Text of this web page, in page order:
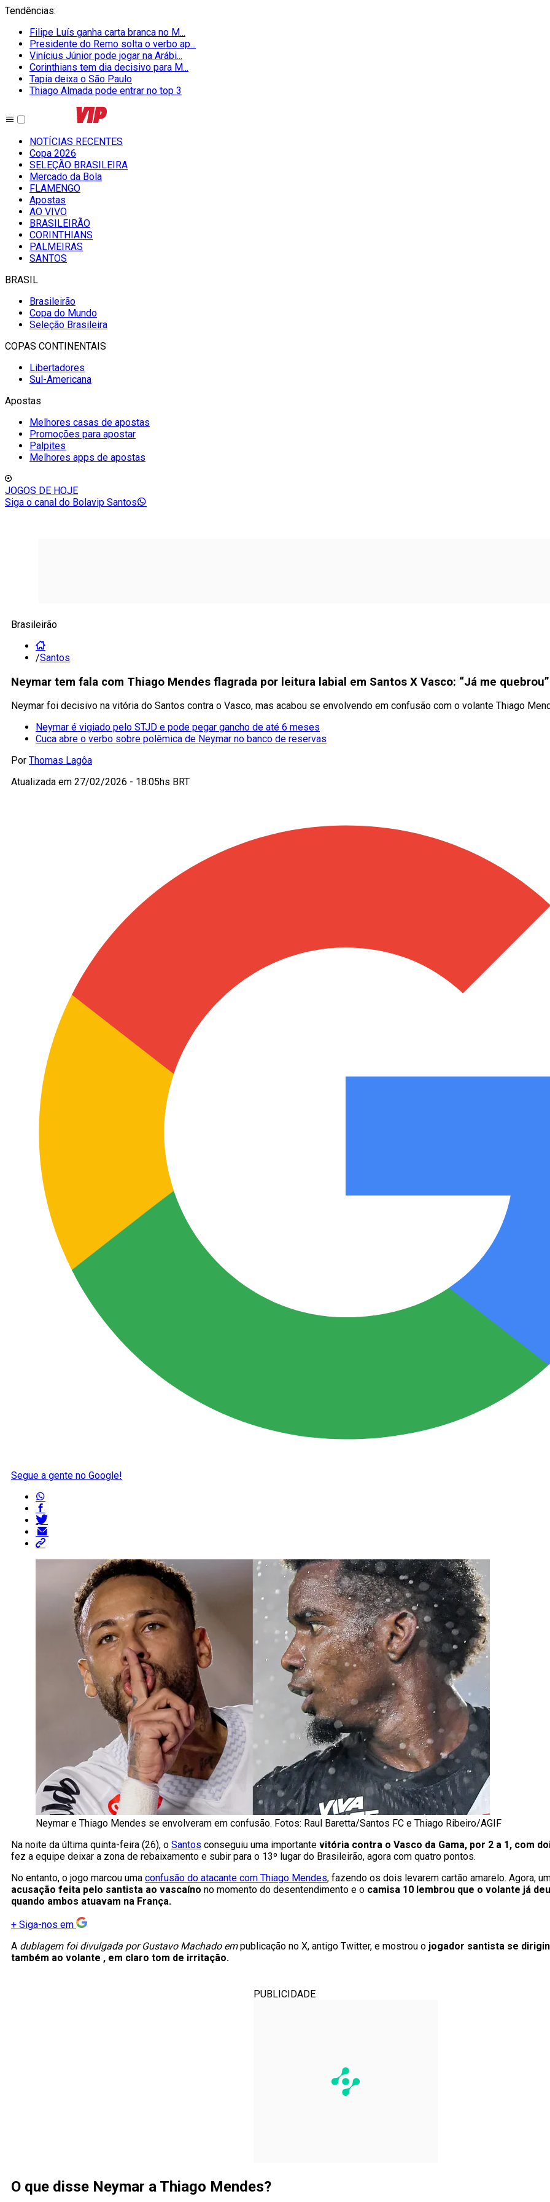
Tendências:
Filipe Luís ganha carta branca no M...
Presidente do Remo solta o verbo ap...
Vinícius Júnior pode jogar na Arábi...
Corinthians tem dia decisivo para M...
Tapia deixa o São Paulo
Thiago Almada pode entrar no top 3
NOTÍCIAS RECENTES
Copa 2026
SELEÇÃO BRASILEIRA
Mercado da Bola
FLAMENGO
Apostas
AO VIVO
BRASILEIRÃO
CORINTHIANS
PALMEIRAS
SANTOS
BRASIL
Brasileirão
Copa do Mundo
Seleção Brasileira
COPAS CONTINENTAIS
Libertadores
Sul-Americana
Apostas
Melhores casas de apostas
Promoções para apostar
Palpites
Melhores apps de apostas
JOGOS DE HOJE
Siga o canal do Bolavip Santos
Brasileirão
/Santos
Neymar tem fala com Thiago Mendes flagrada por leitura labial em Santos X Vasco: “Já me quebrou”
Neymar foi decisivo na vitória do Santos contra o Vasco, mas acabou se envolvendo em confusão com o volante Thiago
Neymar é vigiado pelo STJD e pode pegar gancho de até 6 meses
Cuca abre o verbo sobre polêmica de Neymar no banco de reservas
Por Thomas Lagôa
Atualizada em 27/02/2026 - 18:05hs BRT
Segue a gente no Google!
Neymar e Thiago Mendes se envolveram em confusão. Fotos: Raul Baretta/Santos FC e Thiago Ribeiro/AGIF
Na noite da última quinta-feira (26), o Santos conseguiu uma importante vitória contra o Vasco da Gama, por 2 a 1, com
fez a equipe deixar a zona de rebaixamento e subir para o 13º lugar do Brasileirão, agora com quatro pontos.
No entanto, o jogo marcou uma confusão do atacante com Thiago Mendes, fazendo os dois levarem cartão amarelo. Agora,
acusação feita pelo santista ao vascaíno no momento do desentendimento e o camisa 10 lembrou que o volante já
quando ambos atuavam na França.
+ Siga-nos em
A dublagem foi divulgada por Gustavo Machado empublicação no X, antigo Twitter, e mostrou o jogador santista se
também ao volante , em claro tom de irritação.
PUBLICIDADE
O que disse Neymar a Thiago Mendes?